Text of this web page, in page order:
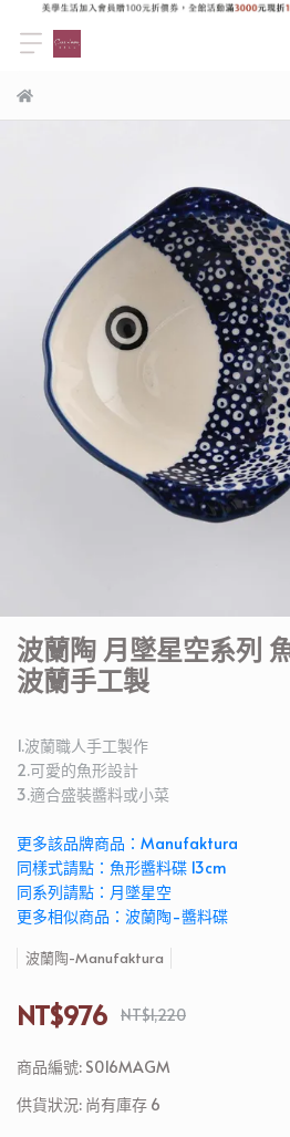
波蘭陶 月墜星空系列
波蘭手工製
1.波蘭職人手工製作
2.可愛的魚形設計
3.適合盛裝醬料或小菜
更多該品牌商品：Manufaktura
同樣式請點：魚形醬料碟 13cm
同系列請點：月墜星空
更多相似商品：波蘭陶-醬料碟
波蘭陶-Manufaktura
NT$976 NT$1,220
商品編號: S016MAGM
供貨狀況: 尚有庫存 6